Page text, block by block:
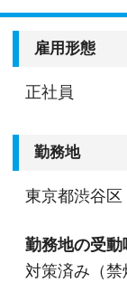
雇用形態
正社員
勤務地
東京都渋谷区
勤務地の受動
対策済み（禁